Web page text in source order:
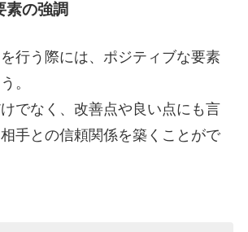
素の強調
行う際には、ポジティブな要素
。
でなく、改善点や良い点にも言
手との信頼関係を築くことがで